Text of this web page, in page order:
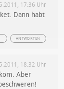
17:36 Uhr
Dann habt
ANTWORTEN
18:32 Uhr
Aber